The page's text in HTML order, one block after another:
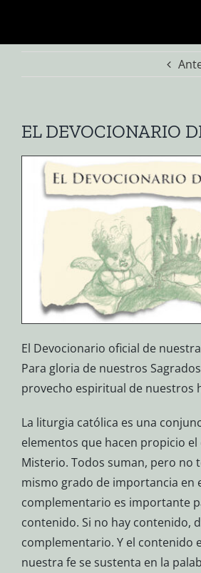
contenido
EL DEVOCIONARIO
El Devocionario oficial de
Para gloria de nuestros
provecho espiritual de nuestros
La liturgia católica es una
elementos que hacen propicio
Misterio. Todos suman, pero no
mismo grado de importancia en
complementario es importante
contenido. Si no hay contenido,
complementario. Y el contenido
nuestra fe se sustenta en la